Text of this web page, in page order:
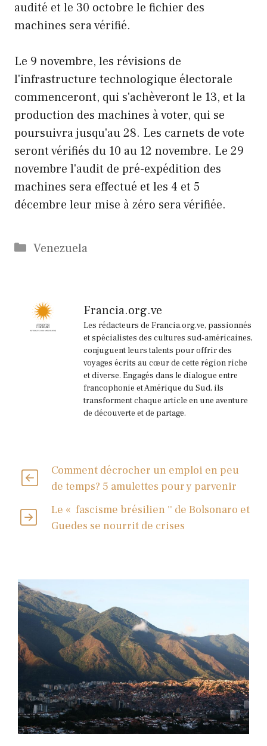
audité et le 30 octobre le fichier des
machines sera vérifié.
Le 9 novembre, les révisions de
l'infrastructure technologique électorale
commenceront, qui s'achèveront le 13, et la
production des machines à voter, qui se
poursuivra jusqu'au 28. Les carnets de vote
seront vérifiés du 10 au 12 novembre. Le 29
novembre l'audit de pré-expédition des
machines sera effectué et les 4 et 5
décembre leur mise à zéro sera vérifiée.
Catégories
Venezuela
Francia.org.ve
Les rédacteurs de Francia.org.ve, passionnés
et spécialistes des cultures sud-américaines,
conjuguent leurs talents pour offrir des
voyages écrits au cœur de cette région riche
et diverse. Engagés dans le dialogue entre
francophonie et Amérique du Sud, ils
transforment chaque article en une aventure
de découverte et de partage.
Comment décrocher un emploi en peu
de temps? 5 amulettes pour y parvenir
Le « fascisme brésilien '' de Bolsonaro et
Guedes se nourrit de crises